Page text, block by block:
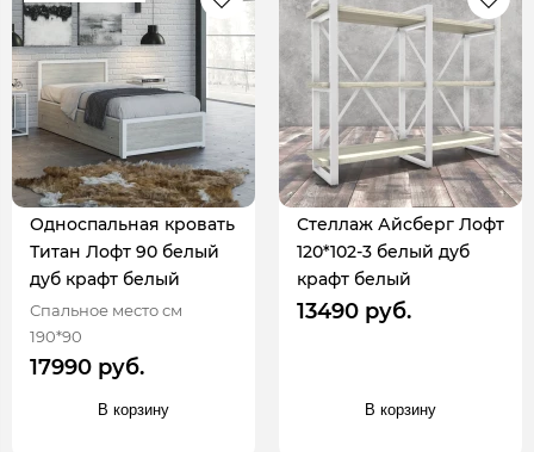
Односпальная кровать
Титан Лофт 90 белый
дуб крафт белый
Спальное место см
190*90
17990 руб.
В корзину
Стеллаж Айсберг Лофт
120*102-3 белый дуб
крафт белый
13490 руб.
В корзину